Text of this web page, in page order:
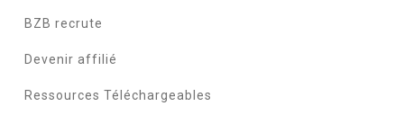
BZB recrute
Devenir affilié
Ressources Téléchargeables